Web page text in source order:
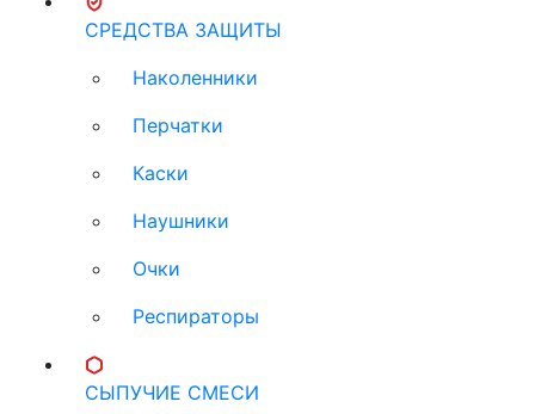
СРЕДСТВА ЗАЩИТЫ
Наколенники
Перчатки
Каски
Наушники
Очки
Респираторы
СЫПУЧИЕ СМЕСИ